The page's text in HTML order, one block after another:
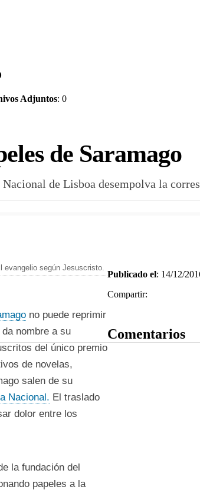
Adjuntos: 0
de Saramago
de Lisboa desempolva la
evangelio según Jesuscristo.
no puede reprimir
nombre a su
del único premio
de novelas,
salen de su
Nacional. El traslado
dolor entre los
la fundación del
papeles a la
Publicado el: 14/12/
Compartir:
Comentarios